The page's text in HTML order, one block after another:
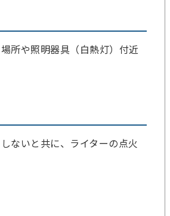
所や照明器具（白熱灯）付近
ないと共に、ライターの点火